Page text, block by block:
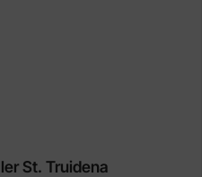
St. Truidena